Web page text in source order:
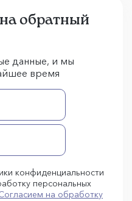
обратный
данные, и мы
время
конфиденциальности
персональных
на обработку